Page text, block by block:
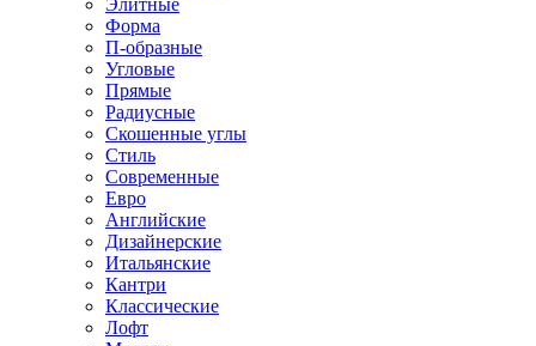
Элитные
Форма
П-образные
Угловые
Прямые
Радиусные
Скошенные углы
Стиль
Современные
Евро
Английские
Дизайнерские
Итальянские
Кантри
Классические
Лофт